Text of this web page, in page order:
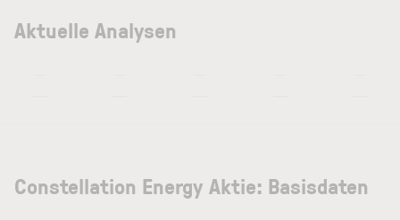
Aktuelle Analysen
Constellation Energy Aktie: Basisdaten